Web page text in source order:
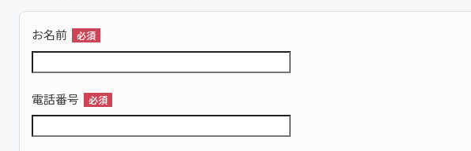
お名前 必須
電話番号 必須